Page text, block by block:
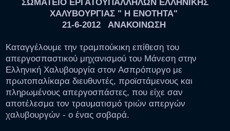
ΧΑΛΥΒΟYΡΓΙΑΣ " Η ΕΝΟΤΗΤΑ"
21-6-2012 ΑΝΑΚΟΙΝΩΣΗ
Καταγγέλουμε την τραμπούκικη επίθεση του
απεργοσπαστικού μηχανισμού του Μάνεση στην
Ελληνική Χαλυβουργία στον Ασπρόπυργο με
πρωτοπαλίκαρα διευθυντές, προϊστάμενους και
πληρωμένους απεργοσπάστες, που είχε σαν
αποτέλεσμα τον τραυματισμό τριών απεργών
χαλυβουργών - ο ένας σοβαρά.